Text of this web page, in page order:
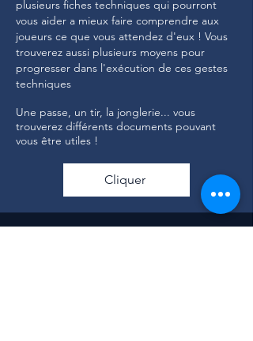
plusieurs fiches techniques qui pourront
vous aider a mieux faire comprendre aux
joueurs ce que vous attendez d'eux ! Vous
trouverez aussi plusieurs moyens pour
progresser dans l'exécution de ces gestes
techniques
Une passe, un tir, la jonglerie... vous
trouverez différents documents pouvant
vous être utiles !
Cliquer